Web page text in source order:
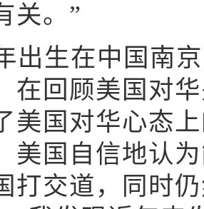
关。”
生在中国南京
在回顾美国对
美国对华心态
美国自信地认
打交道，同时